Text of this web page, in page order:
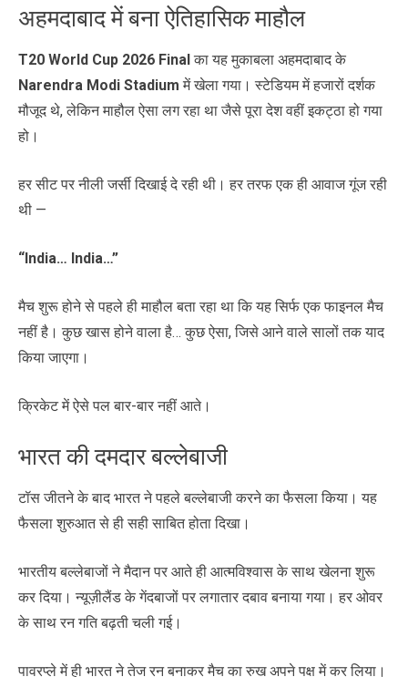
अहमदाबाद में बना ऐतिहासिक माहौल
T20 World Cup 2026 Finalका यह मुकाबला अहमदाबाद के
Narendra Modi Stadium में खेला गया। स्टेडियम में हजारों दर्शक
मौजूद थे, लेकिन माहौल ऐसा लग रहा था जैसे पूरा देश वहीं इकट्ठा हो गया
हो।
हर सीट पर नीली जर्सी दिखाई दे रही थी। हर तरफ एक ही आवाज गूंज रही
थी —
“India… India…”
मैच शुरू होने से पहले ही माहौल बता रहा था कि यह सिर्फ एक फाइनल मैच
नहीं है। कुछ खास होने वाला है… कुछ ऐसा, जिसे आने वाले सालों तक याद
किया जाएगा।
क्रिकेट में ऐसे पल बार-बार नहीं आते।
भारत की दमदार बल्लेबाजी
टॉस जीतने के बाद भारत ने पहले बल्लेबाजी करने का फैसला किया। यह
फैसला शुरुआत से ही सही साबित होता दिखा।
भारतीय बल्लेबाजों ने मैदान पर आते ही आत्मविश्वास के साथ खेलना शुरू
कर दिया। न्यूज़ीलैंड के गेंदबाजों पर लगातार दबाव बनाया गया। हर ओवर
के साथ रन गति बढ़ती चली गई।
पावरप्ले में ही भारत ने तेज रन बनाकर मैच का रुख अपने पक्ष में कर लिया।